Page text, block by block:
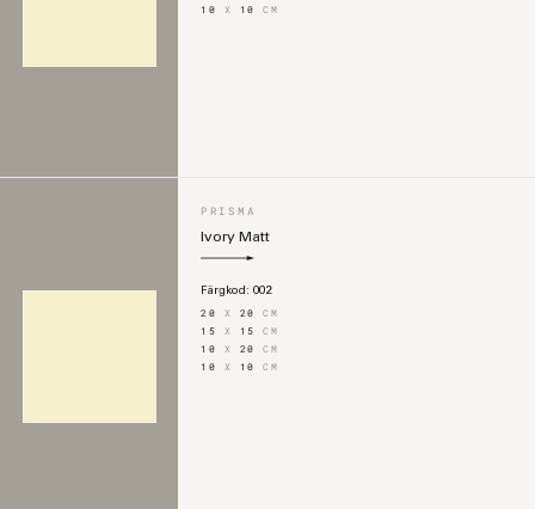
10 X 10CM
PRISMA
Ivory Matt
Färgkod: 002
20 X 20CM
15 X 15CM
10 X 20CM
10 X 10CM